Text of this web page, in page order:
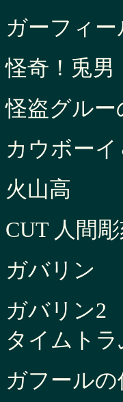
ガーフィー
怪奇！兎男
怪盗グルー
カウボー
火山高
CUT 人間彫
ガバリン
ガバリン2
タイムト
ガフールの